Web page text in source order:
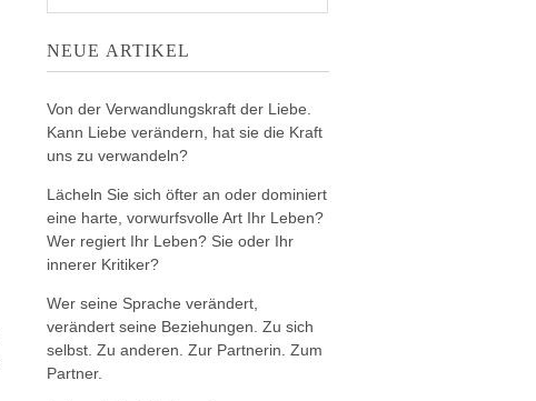
NEUE ARTIKEL
Von der Verwandlungskraft der Liebe.
Kann Liebe verändern, hat sie die Kraft
uns zu verwandeln?
Lächeln Sie sich öfter an oder dominiert
eine harte, vorwurfsvolle Art Ihr Leben?
Wer regiert Ihr Leben? Sie oder Ihr
innerer Kritiker?
Wer seine Sprache verändert,
verändert seine Beziehungen. Zu sich
selbst. Zu anderen. Zur Partnerin. Zum
Partner.